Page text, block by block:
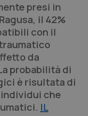
presi in
il 42%
con il
da
probabilità di
è risultata di
che
IL